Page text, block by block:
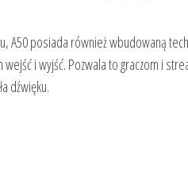
A50 posiada również wbudowaną
wejść i wyjść. Pozwala to graczom i
dźwięku.